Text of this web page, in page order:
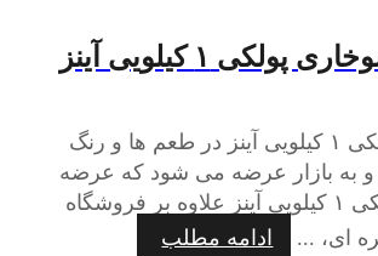
۱ کیلویی آینز
پودر سوخاری پولکی ۱ کیلویی آینز در طعم ها و رنگ
و به بازار عرضه می شود که عرضه
پودر سوخاری پولکی ۱ کیلویی آینز علاوه بر فروشگاه
ای، ...
ادامه مطلب